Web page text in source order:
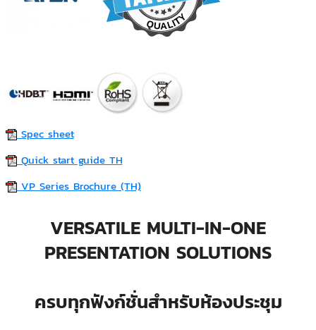
Spec sheet
Quick start guide TH
VP Series Brochure (TH)
VERSATILE MULTI-IN-ONE
PRESENTATION SOLUTIONS
ครบทุกฟังก์ชั่นสำหรับห้องประชุม